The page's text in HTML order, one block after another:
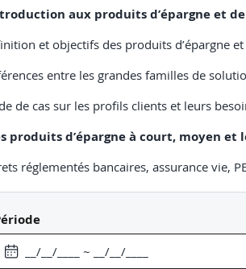
aux produits d’épargne et
et objectifs des produits d’épargne
entre les grandes familles de
de cas sur les profils clients et leurs
produits d’épargne à court, moyen et
réglementés bancaires, assurance vie,
et fiscalité des différents produits.
« Associer le bon produit au bon profil ».
garanties et prestations des contrats